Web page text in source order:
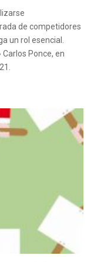
de competidores
un rol esencial.
Ponce, en